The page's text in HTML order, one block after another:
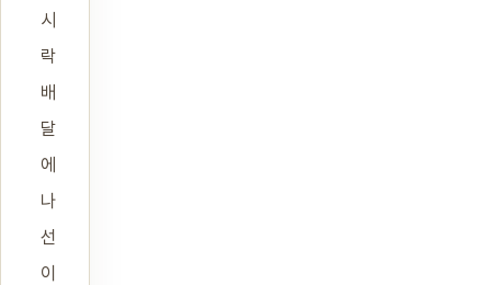
시
락
배
달
에
나
선
이